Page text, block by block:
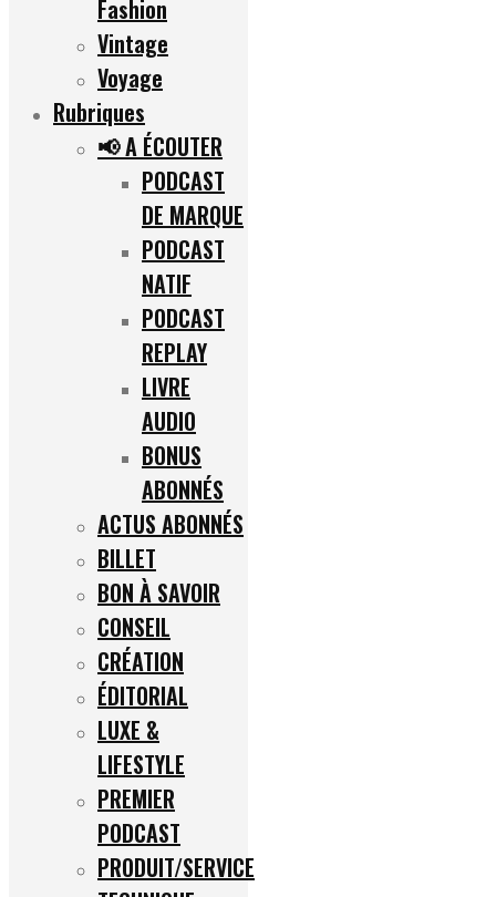
Fashion
Vintage
Voyage
Rubriques
📢 A ÉCOUTER
PODCAST
DE MARQUE
PODCAST
NATIF
PODCAST
REPLAY
LIVRE
AUDIO
BONUS
ABONNÉS
ACTUS ABONNÉS
BILLET
BON À SAVOIR
CONSEIL
CRÉATION
ÉDITORIAL
LUXE &
LIFESTYLE
PREMIER
PODCAST
PRODUIT/SERVICE